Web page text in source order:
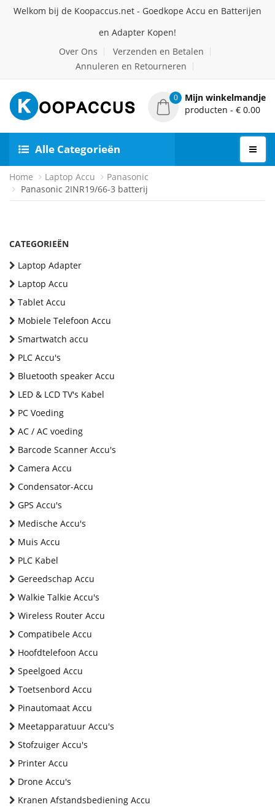
Welkom bij de Koopaccus.net - Goedkope Accu en Batterijen
en Adapter Kopen!
Over Ons
Verzenden en Betalen
Annuleren en Retourneren
0
Mijn winkelmandje
producten - € 0.00
Alle Categorieën
Home Laptop Accu
Panasonic
Panasonic 2INR19/66-3 batterij
CATEGORIEËN
Laptop Adapter
Laptop Accu
Tablet Accu
Mobiele Telefoon Accu
Smartwatch accu
PLC Accu's
Bluetooth speaker Accu
LED & LCD TV's Kabel
PC Voeding
AC / AC voeding
Barcode Scanner Accu's
Camera Accu
Condensator-Accu
GPS Accu's
Medische Accu's
Muis Accu
PLC Kabel
Gereedschap Accu
Walkie Talkie Accu's
Wireless Router Accu
Compatibele Accu
Hoofdtelefoon Accu
Speelgoed Accu
Toetsenbord Accu
Pinautomaat Accu
Meetapparatuur Accu's
Stofzuiger Accu's
Printer Accu
Drone Accu's
Kranen Afstandsbediening Accu